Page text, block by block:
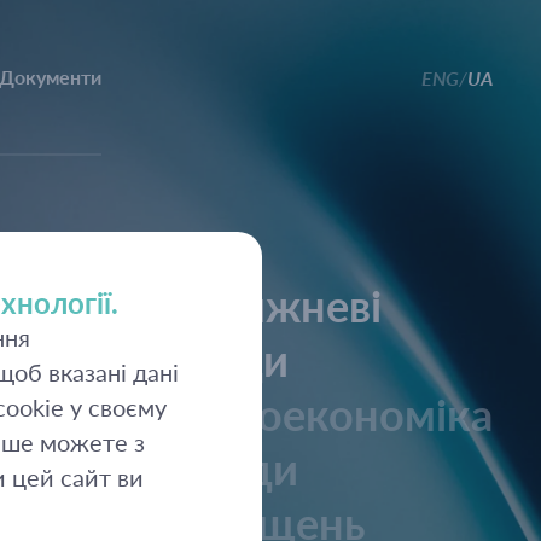
Документи ENG/UA
Щотижневі
огляди
Макроекономіка
Огляди
розміщень
вказані дані
у своєму
можете з
сайт ви